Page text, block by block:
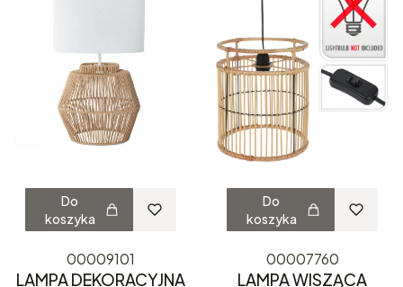
Do
koszyka
00009101
LAMPA DEKORACYJNA
Do
koszyka
00007760
LAMPA WISZĄCA